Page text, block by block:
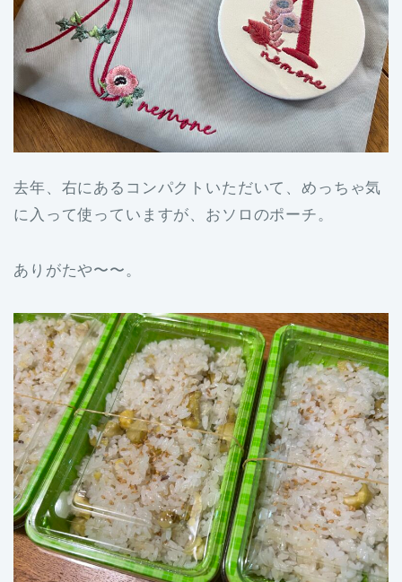
去年、右にあるコンパクトいただいて、めっちゃ気
に入って使っていますが、おソロのポーチ。
ありがたや〜〜。